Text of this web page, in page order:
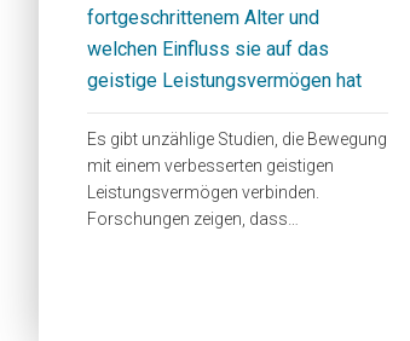
fortgeschrittenem Alter und
welchen Einfluss sie auf das
geistige Leistungsvermögen hat
Es gibt unzählige Studien, die Bewegung
mit einem verbesserten geistigen
Leistungsvermögen verbinden.
Forschungen zeigen, dass…